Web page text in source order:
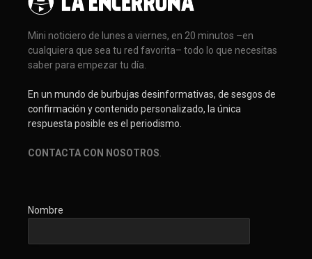
Mini noticiero de lunes a viernes, en 20 minutos –en
cualquiera que sea tu red favorita– todo lo que necesitas
saber para empezar tu día.
En un mundo de burbujas desinformativas, de sesgos de
confirmación y contenido personalizado, la única
respuesta posible es el periodismo.
CONTACTA CON NOSOTROS
Nombre